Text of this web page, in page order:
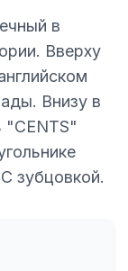
в
Вверху
Внизу в
"CENTS"
зубцовкой.